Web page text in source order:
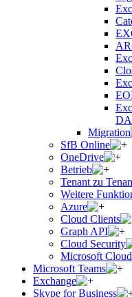
Migration
SfB Online
OneDrive
Betrieb
Tenant zu
Weitere
Azure
Cloud Clients
Graph API
Cloud Security
Microsoft
Microsoft Teams
Exchange
Skype for Business